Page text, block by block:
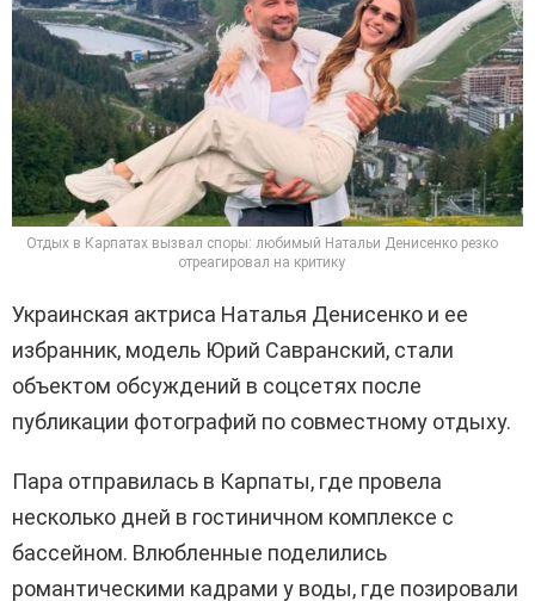
Отдых в Карпатах вызвал споры: любимый Натальи Денисенко резко
отреагировал на критику
Украинская актриса Наталья Денисенко и ее
избранник, модель Юрий Савранский, стали
объектом обсуждений в соцсетях после
публикации фотографий по совместному отдыху.
Пара отправилась в Карпаты, где провела
несколько дней в гостиничном комплексе с
бассейном. Влюбленные поделились
романтическими кадрами у воды, где позировали